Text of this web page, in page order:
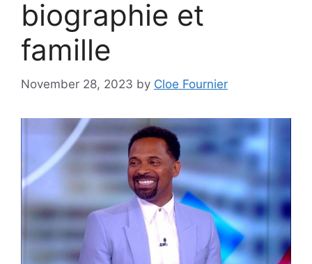
biographie et
famille
November 28, 2023 by Cloe Fournier